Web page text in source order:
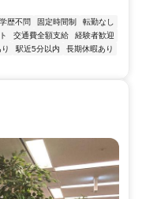
学歴不問 固定時間制
転勤なし
交通費全額支給
経験者歓迎
駅近5分以内
長期休暇あり